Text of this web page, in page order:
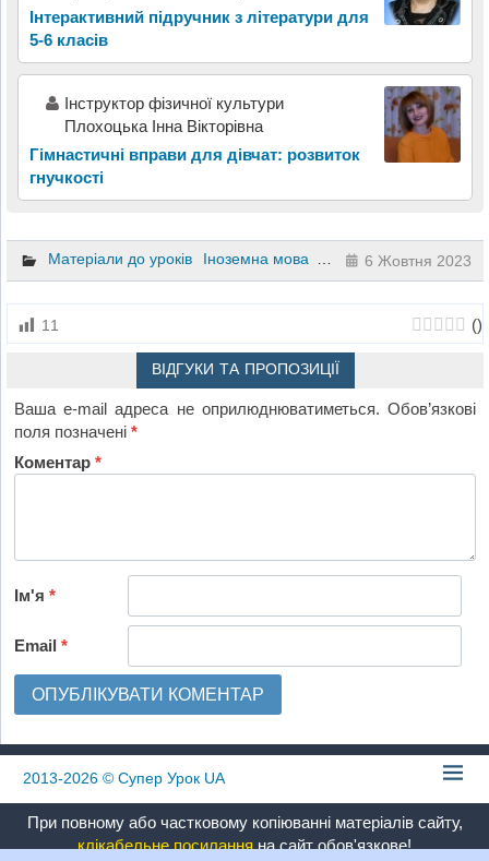
Інтерактивний підручник з літератури для
5-6 класів
Інструктор фізичної культури
Плохоцька Інна Вікторівна
Гімнастичні вправи для дівчат: розвиток
гнучкості
Матеріали до уроків Іноземна мова 7 клас 8 клас
6 Жовтня 2023
11 ()
ВІДГУКИ ТА ПРОПОЗИЦІЇ
Ваша e-mail адреса не оприлюднюватиметься. Обов’язкові
поля позначені*
Коментар*
Ім'я*
Email*
2013-2026 © Супер Урок UA
При повному або частковому копіюванні матеріалів сайту,
клікабельне посиланняна сайт обов'язкове!